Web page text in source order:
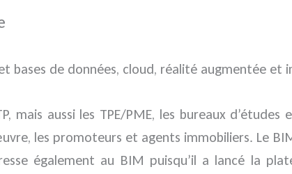
de données, cloud, réalité augmentée et
aussi les TPE/PME, les bureaux d’études
les promoteurs et agents immobiliers. Le
également au BIM puisqu’il a lancé la